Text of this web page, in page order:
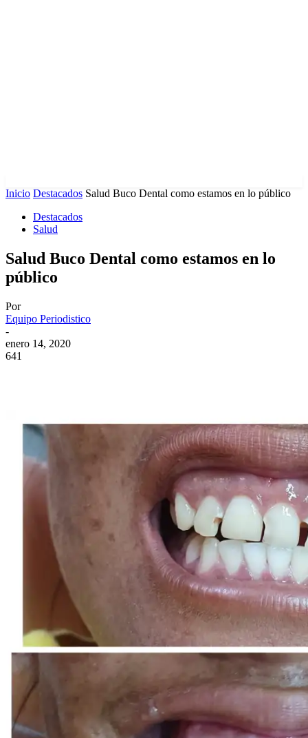
Inicio Destacados Salud Buco Dental como estamos en lo público
Destacados
Salud
Salud Buco Dental como estamos en lo
público
Por
Equipo Periodistico
-
enero 14, 2020
641